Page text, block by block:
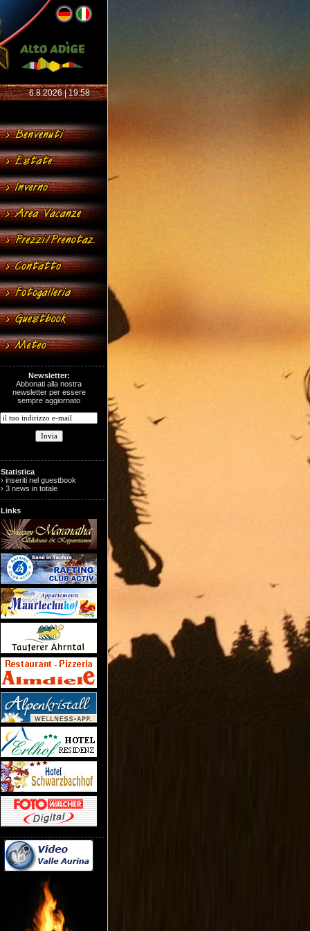
6.8.2026 | 19:58
Newsletter:
Abbonati alla nostra
newsletter per essere
sempre aggiornato
Statistica
› inseriti nel guestbook
› 3 news in totale
Links